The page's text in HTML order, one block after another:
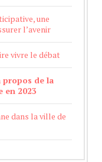
une
l’avenir
vivre le débat
propos de la
en 2023
dans la ville de